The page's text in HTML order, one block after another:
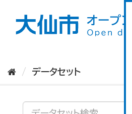
データセット